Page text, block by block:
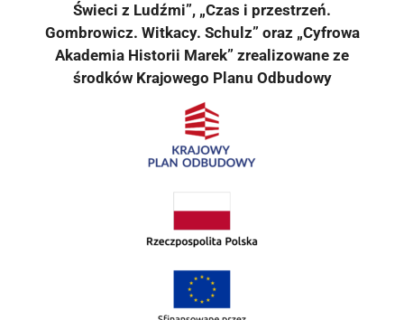
Świeci z Ludźmi”, „Czas i przestrzeń.
Gombrowicz. Witkacy. Schulz” oraz „Cyfrowa
Akademia Historii Marek” zrealizowane ze
środków Krajowego Planu Odbudowy